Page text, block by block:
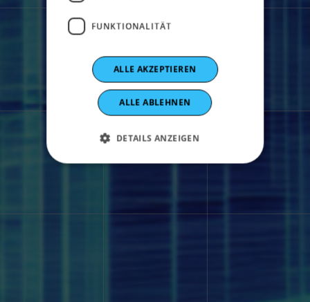
FUNKTIONALITÄT
ALLE AKZEPTIEREN
ALLE ABLEHNEN
DETAILS ANZEIGEN